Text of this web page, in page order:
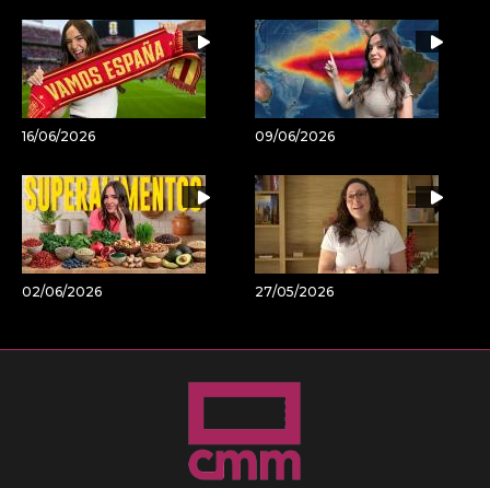
16/06/2026 09/06/2026
02/06/2026 27/05/2026